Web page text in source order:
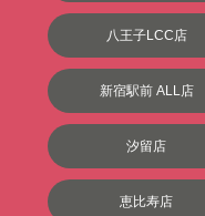
八王子LCC店
新宿駅前 ALL店
汐留店
恵比寿店